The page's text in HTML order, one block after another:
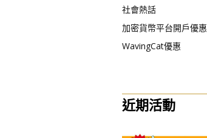
社會熱話
加密貨幣平台開戶優惠
WavingCat優惠
近期活動